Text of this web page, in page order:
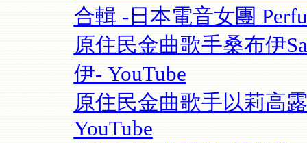
合輯 -日本電音女團
原住民金曲歌手桑布伊
伊- YouTube
原住民金曲歌手以莉高
YouTube